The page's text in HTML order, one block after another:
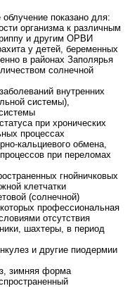
показано для:
организма к различным
и другим ОРВИ
у детей, беременных
в районах Заполярья
солнечной
внутренних
системы),
при хронических
процессах
кальциевого обмена,
при переломах
гнойничковых
клетчатки
(солнечной)
профессиональная
отсутствия
шахтеры, в период
и другие пиодермии
зимняя форма